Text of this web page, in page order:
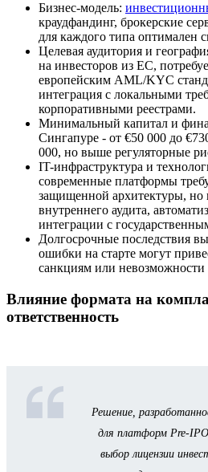
Бизнес-модель:
краудфандинг, брокерские
для каждого типа оптимален
Целевая аудитория и
на инвесторов из ЕС,
европейским AML/KYC
интеграция с локальными
корпоративными реестрами.
Минимальный капитал и
Сингапуре - от €50 000 до
000, но выше регуляторные
IT-инфраструктура и
современные платформы
защищенной архитектуры, но
внутреннего аудита,
интеграции с
Долгосрочные последствия
ошибки на старте могут
санкциям или
Влияние формата на
ответственность
Решение,
для платформ Pre-
выбор лицензии